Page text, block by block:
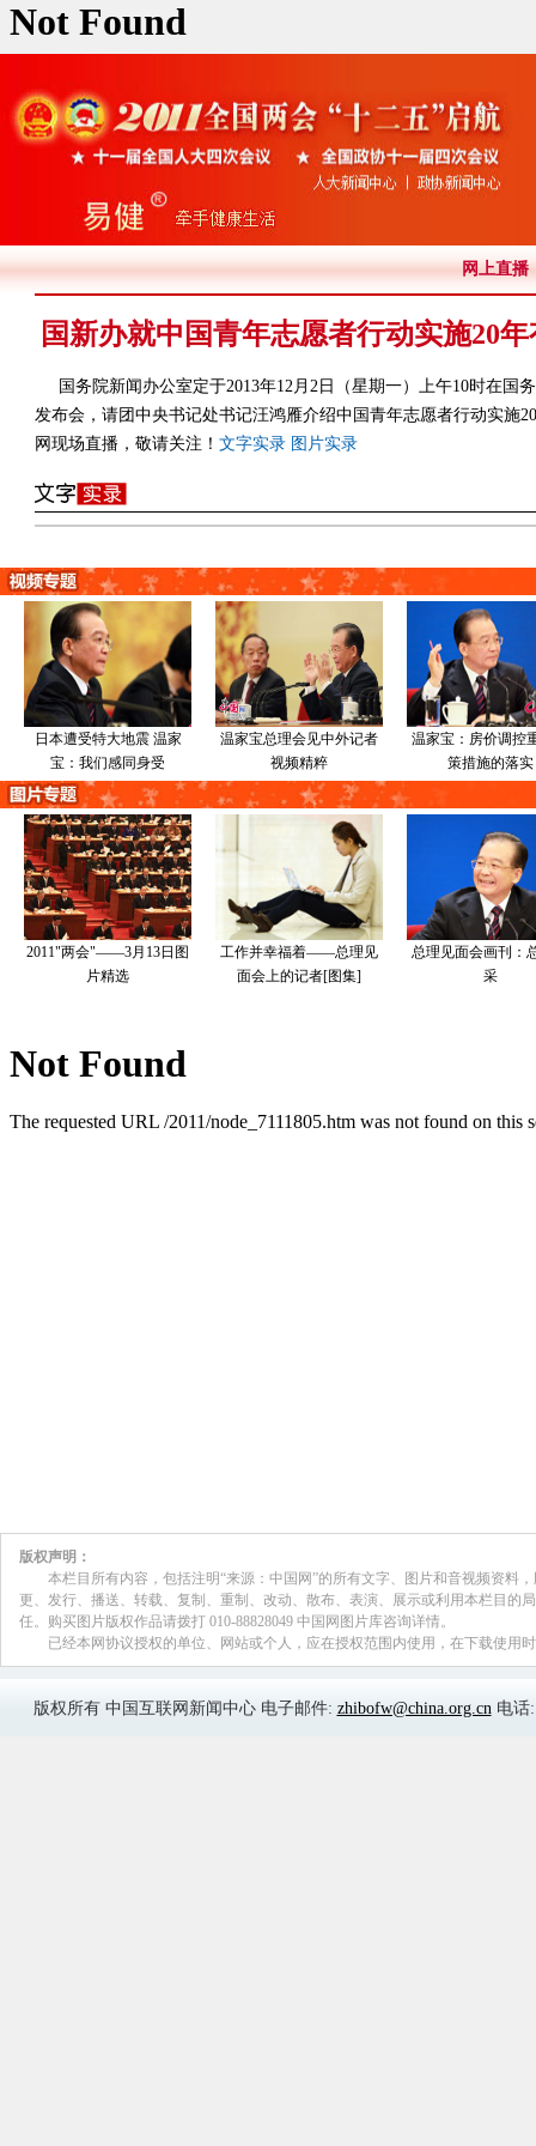
网上直播
国新办就中国青年志愿者行动实施20
国务院新闻办公室定于2013年12月2日（星期一）上午10时在国
发布会，请团中央书记处书记汪鸿雁介绍中国青年志愿者行动实施
网现场直播，敬请关注！ 文字实录 图片实录